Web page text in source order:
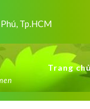
Tp.HCM
Trang